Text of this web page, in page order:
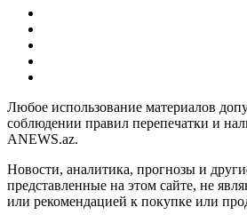
Любое использование материалов
соблюдении правил перепечатки и
ANEWS.az.
Новости, аналитика, прогнозы и
представленные на этом сайте, не
или рекомендацией к покупке или